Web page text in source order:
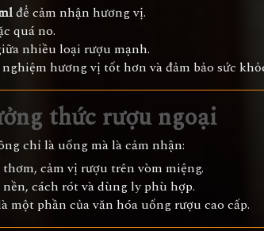
để cảm nhận hương vị.
quá no.
nhiều loại rượu mạnh.
hương vị tốt hơn và đảm bảo sức
thức rượu ngoại
chỉ là uống mà là cảm nhận:
cảm vị rượu trên vòm miệng.
cách rót và dùng ly phù hợp.
một phần của văn hóa uống rượu cao cấp.